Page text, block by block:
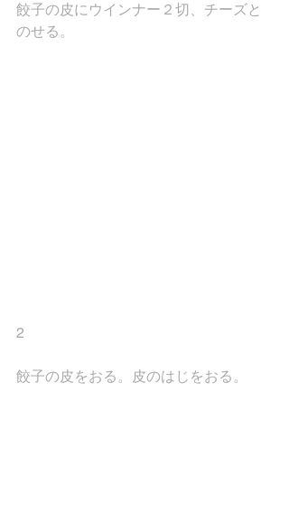
餃子の皮にウインナー２切、チーズと
のせる。
2
餃子の皮をおる。皮のはじをおる。